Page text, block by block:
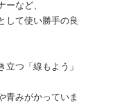
ーなど、
して使い勝手の良
つ「線もよう」
青みがかっていま